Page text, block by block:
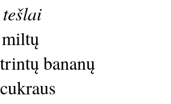
bananų